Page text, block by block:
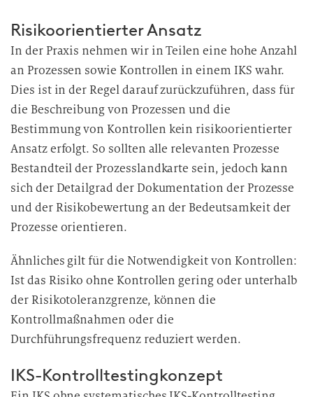
Risikoorientierter Ansatz
In der Praxis nehmen wir in Teilen eine hohe Anzahl
an Prozessen sowie Kontrollen in einem IKS wahr.
Dies ist in der Regel darauf zurückzuführen, dass für
die Beschreibung von Prozessen und die
Bestimmung von Kontrollen kein risikoorientierter
Ansatz erfolgt. So sollten alle relevanten Prozesse
Bestandteil der Prozesslandkarte sein, jedoch kann
sich der Detailgrad der Dokumentation der Prozesse
und der Risikobewertung an der Bedeutsamkeit der
Prozesse orientieren.
Ähnliches gilt für die Notwendigkeit von Kontrollen:
Ist das Risiko ohne Kontrollen gering oder unterhalb
der Risikotoleranzgrenze, können die
Kontrollmaßnahmen oder die
Durchführungsfrequenz reduziert werden.
IKS-Kontrolltestingkonzept